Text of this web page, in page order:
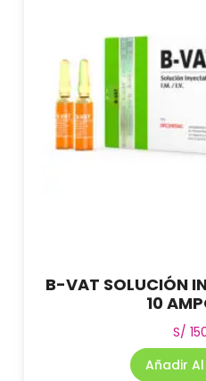
B-VAT SOLUCIÓN
10
S/
Añadir